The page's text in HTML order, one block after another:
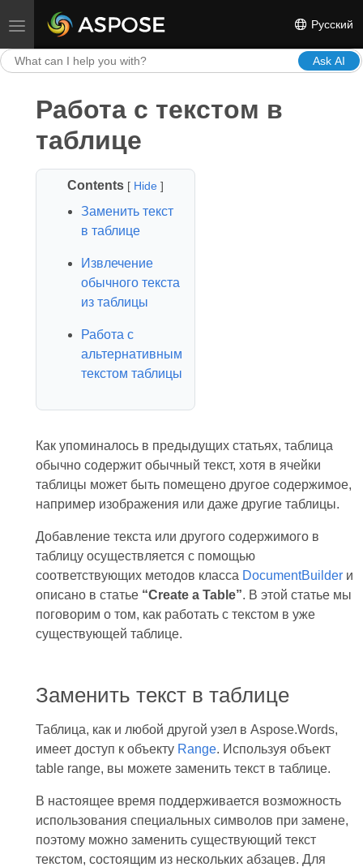
Toggle navigation Русский
Ask AI
Работа с текстом в
таблице
Contents [ Hide]
Заменить текст
в таблице
Извлечение
обычного текста
из таблицы
Работа с
альтернативным
текстом таблицы
Как упоминалось в предыдущих статьях, таблица
обычно содержит обычный текст, хотя в ячейки
таблицы может быть помещено другое содержимое,
например изображения или даже другие таблицы.
Добавление текста или другого содержимого в
таблицу осуществляется с помощью
соответствующих методов класса DocumentBuilderи
описано в статье “Create a Table”. В этой статье мы
поговорим о том, как работать с текстом в уже
существующей таблице.
Заменить текст в таблице
Таблица, как и любой другой узел в Aspose.Words,
имеет доступ к объекту Range. Используя объект
table range, вы можете заменить текст в таблице.
В настоящее время поддерживается возможность
использования специальных символов при замене,
поэтому можно заменить существующий текст
текстом, состоящим из нескольких абзацев. Для